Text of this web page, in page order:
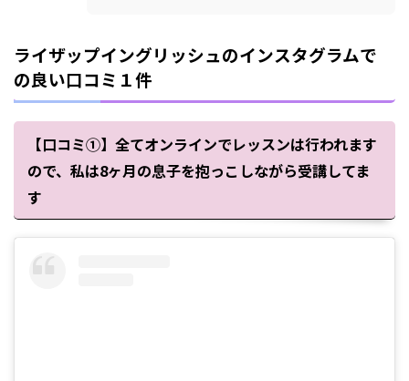
ライザップイングリッシュのインスタグラムで
の良い口コミ１件
【口コミ①】全てオンラインでレッスンは行われます
ので、私は8ヶ月の息子を抱っこしながら受講してま
す